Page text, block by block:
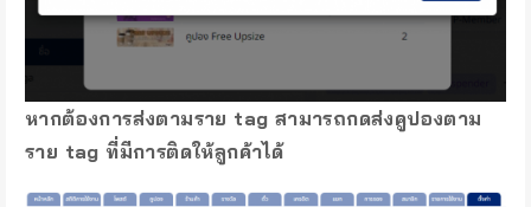
หากต้องการส่งตามราย tag สามารถกดส่งคูปองตาม
ราย tag ที่มีการติดให้ลูกค้าได้